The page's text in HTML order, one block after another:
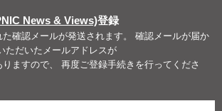
News & Views)登録
確認メールが発送されます。 確認メールが届か
ただいたメールアドレスが
ますので、 再度ご登録手続きを行ってくださ